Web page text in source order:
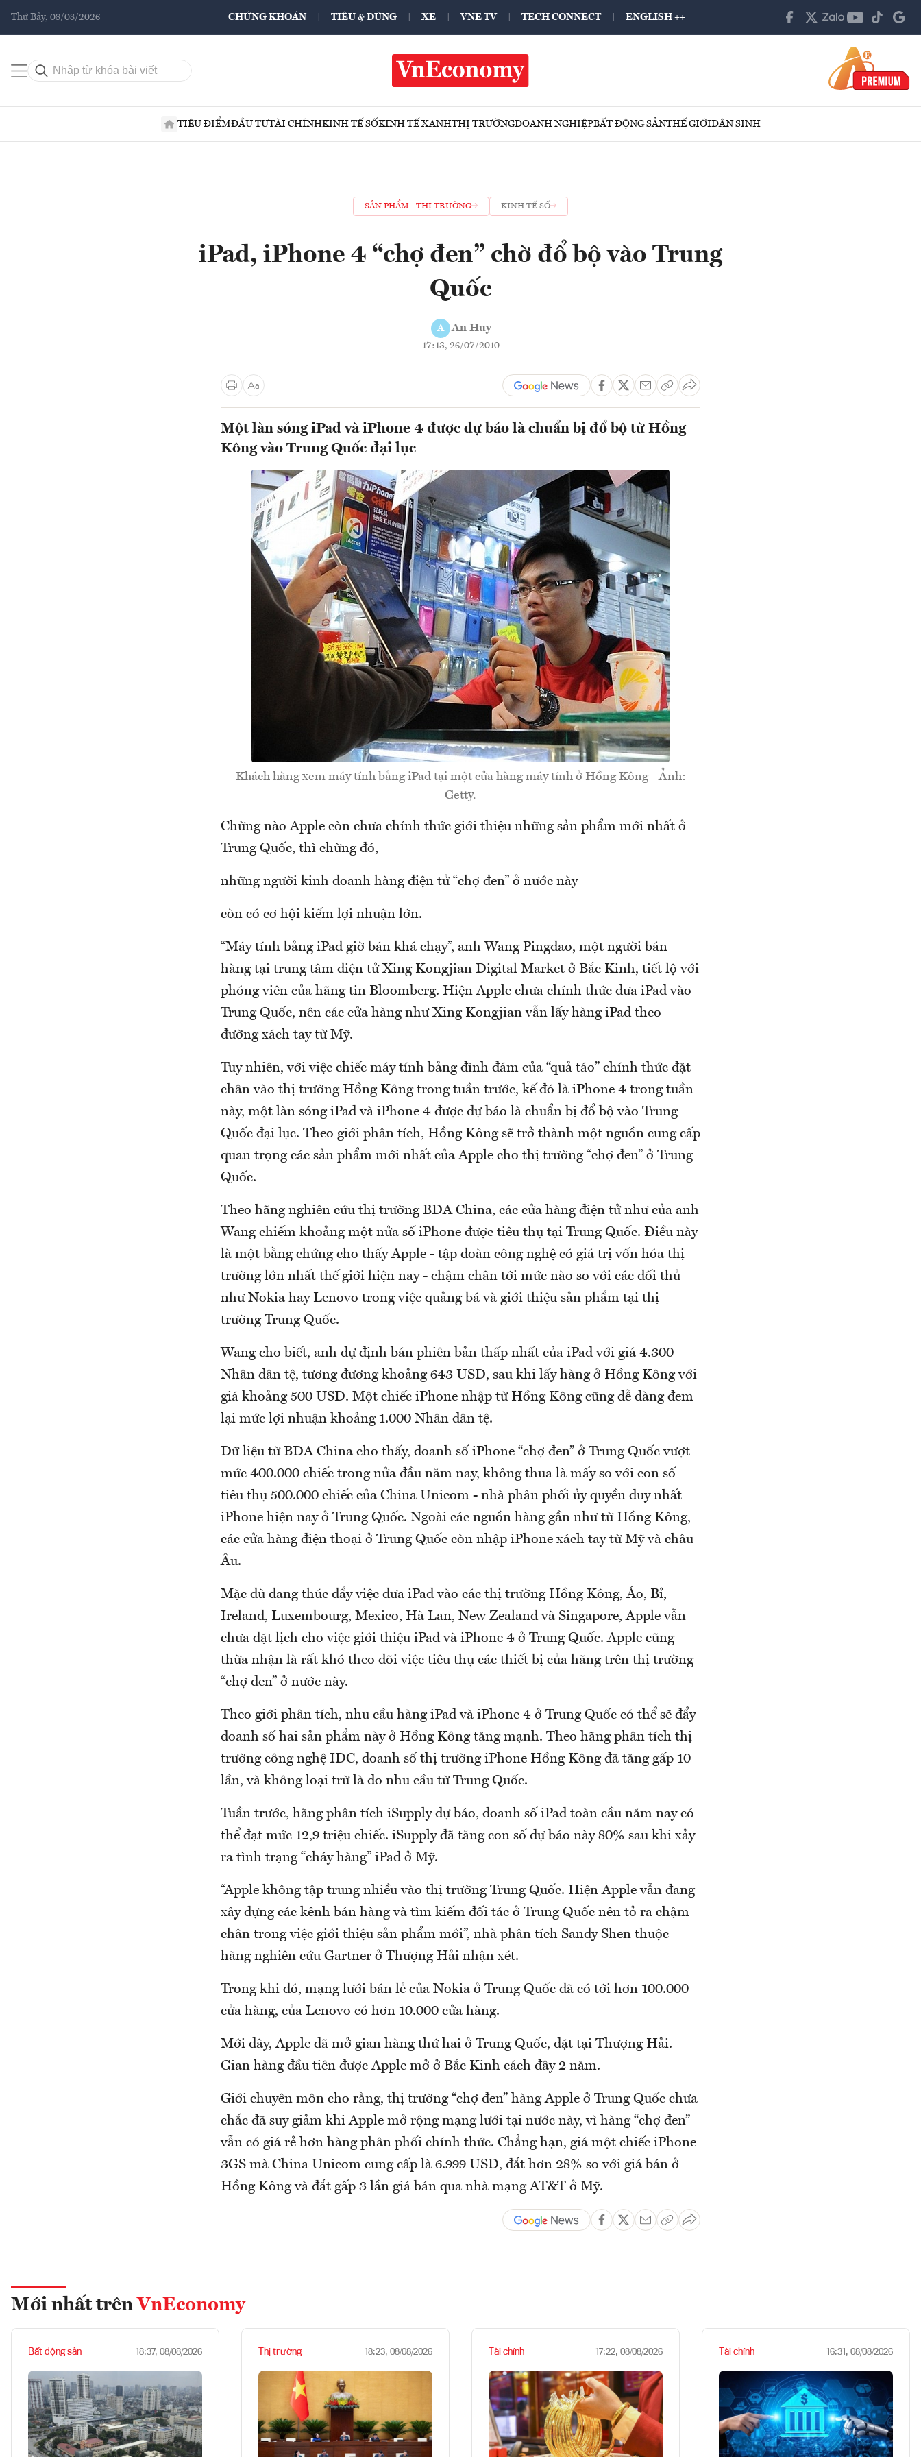
Thứ Bảy, 08/08/2026 CHỨNG KHOÁN TIÊU & DÙNG XE VNE TV TECH CONNECT ENGLISH ++
TIÊU ĐIỂMĐẦU TƯTÀI CHÍNHKINH TẾ SỐKINH TẾ XANHTHỊ TRƯỜNGDOANH NGHIỆPBẤT ĐỘNG SẢNTHẾ GIỚIDÂN SINH
SẢN PHẨM - THỊ TRƯỜNG KINH TẾ SỐ
iPad, iPhone 4 “chợ đen” chờ đổ bộ vào Trung
Quốc
A An Huy
17:13, 26/07/2010
Một làn sóng iPad và iPhone 4 được dự báo là chuẩn bị đổ bộ từ Hồng
Kông vào Trung Quốc đại lục
Khách hàng xem máy tính bảng iPad tại một cửa hàng máy tính ở Hồng Kông - Ảnh:
Getty.
Chừng nào Apple còn chưa chính thức giới thiệu những sản phẩm mới nhất ở
Trung Quốc, thì chừng đó,
những người kinh doanh hàng điện tử “chợ đen” ở nước này
còn có cơ hội kiếm lợi nhuận lớn.
“Máy tính bảng iPad giờ bán khá chạy”, anh Wang Pingdao, một người bán
hàng tại trung tâm điện tử Xing Kongjian Digital Market ở Bắc Kinh, tiết lộ với
phóng viên của hãng tin Bloomberg. Hiện Apple chưa chính thức đưa iPad vào
Trung Quốc, nên các cửa hàng như Xing Kongjian vẫn lấy hàng iPad theo
đường xách tay từ Mỹ.
Tuy nhiên, với việc chiếc máy tính bảng đình đám của “quả táo” chính thức đặt
chân vào thị trường Hồng Kông trong tuần trước, kế đó là iPhone 4 trong tuần
này, một làn sóng iPad và iPhone 4 được dự báo là chuẩn bị đổ bộ vào Trung
Quốc đại lục. Theo giới phân tích, Hồng Kông sẽ trở thành một nguồn cung cấp
quan trọng các sản phẩm mới nhất của Apple cho thị trường “chợ đen” ở Trung
Quốc.
Theo hãng nghiên cứu thị trường BDA China, các cửa hàng điện tử như của anh
Wang chiếm khoảng một nửa số iPhone được tiêu thụ tại Trung Quốc. Điều này
là một bằng chứng cho thấy Apple - tập đoàn công nghệ có giá trị vốn hóa thị
trường lớn nhất thế giới hiện nay - chậm chân tới mức nào so với các đối thủ
như Nokia hay Lenovo trong việc quảng bá và giới thiệu sản phẩm tại thị
trường Trung Quốc.
Wang cho biết, anh dự định bán phiên bản thấp nhất của iPad với giá 4.300
Nhân dân tệ, tương đương khoảng 643 USD, sau khi lấy hàng ở Hồng Kông với
giá khoảng 500 USD. Một chiếc iPhone nhập từ Hồng Kông cũng dễ dàng đem
lại mức lợi nhuận khoảng 1.000 Nhân dân tệ.
Dữ liệu từ BDA China cho thấy, doanh số iPhone “chợ đen” ở Trung Quốc vượt
mức 400.000 chiếc trong nửa đầu năm nay, không thua là mấy so với con số
tiêu thụ 500.000 chiếc của China Unicom - nhà phân phối ủy quyền duy nhất
iPhone hiện nay ở Trung Quốc. Ngoài các nguồn hàng gần như từ Hồng Kông,
các cửa hàng điện thoại ở Trung Quốc còn nhập iPhone xách tay từ Mỹ và châu
Âu.
Mặc dù đang thúc đẩy việc đưa iPad vào các thị trường Hồng Kông, Áo, Bỉ,
Ireland, Luxembourg, Mexico, Hà Lan, New Zealand và Singapore, Apple vẫn
chưa đặt lịch cho việc giới thiệu iPad và iPhone 4 ở Trung Quốc. Apple cũng
thừa nhận là rất khó theo dõi việc tiêu thụ các thiết bị của hãng trên thị trường
“chợ đen” ở nước này.
Theo giới phân tích, nhu cầu hàng iPad và iPhone 4 ở Trung Quốc có thể sẽ đẩy
doanh số hai sản phẩm này ở Hồng Kông tăng mạnh. Theo hãng phân tích thị
trường công nghệ IDC, doanh số thị trường iPhone Hồng Kông đã tăng gấp 10
lần, và không loại trừ là do nhu cầu từ Trung Quốc.
Tuần trước, hãng phân tích iSupply dự báo, doanh số iPad toàn cầu năm nay có
thể đạt mức 12,9 triệu chiếc. iSupply đã tăng con số dự báo này 80% sau khi xảy
ra tình trạng “cháy hàng” iPad ở Mỹ.
“Apple không tập trung nhiều vào thị trường Trung Quốc. Hiện Apple vẫn đang
xây dựng các kênh bán hàng và tìm kiếm đối tác ở Trung Quốc nên tỏ ra chậm
chân trong việc giới thiệu sản phẩm mới”, nhà phân tích Sandy Shen thuộc
hãng nghiên cứu Gartner ở Thượng Hải nhận xét.
Trong khi đó, mạng lưới bán lẻ của Nokia ở Trung Quốc đã có tới hơn 100.000
cửa hàng, của Lenovo có hơn 10.000 cửa hàng.
Mới đây, Apple đã mở gian hàng thứ hai ở Trung Quốc, đặt tại Thượng Hải.
Gian hàng đầu tiên được Apple mở ở Bắc Kinh cách đây 2 năm.
Giới chuyên môn cho rằng, thị trường “chợ đen” hàng Apple ở Trung Quốc chưa
chắc đã suy giảm khi Apple mở rộng mạng lưới tại nước này, vì hàng “chợ đen”
vẫn có giá rẻ hơn hàng phân phối chính thức. Chẳng hạn, giá một chiếc iPhone
3GS mà China Unicom cung cấp là 6.999 USD, đắt hơn 28% so với giá bán ở
Hồng Kông và đắt gấp 3 lần giá bán qua nhà mạng AT&T ở Mỹ.
Mới nhất trên VnEconomy
Bất động sản 18:37, 08/08/2026 Thị trường 18:23, 08/08/2026 Tài chính 17:22, 08/08/2026 Tài chính 16:31, 08/08/2026